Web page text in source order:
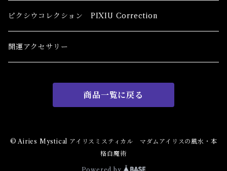
健康運 Health
金運 Money
キーチェーン
金運 Money
干支風水置き物
恋愛 Love
金運 Money
スピリチュアル Spiritual
キャンドル Candles
恋愛 Love
線香 Stick Incense
パウダー Magical Powder
仕事
バス＆フロアウォッシュ Bath&Floor Wash
初心者向け For The Beginners
中級者向け
ピクシウコレクション PIXIU Correction
開運アクセサリー
商品一覧に戻る
© Airies Mystical アイリスミスティカル マダムアイリスの風水・本
格白魔術